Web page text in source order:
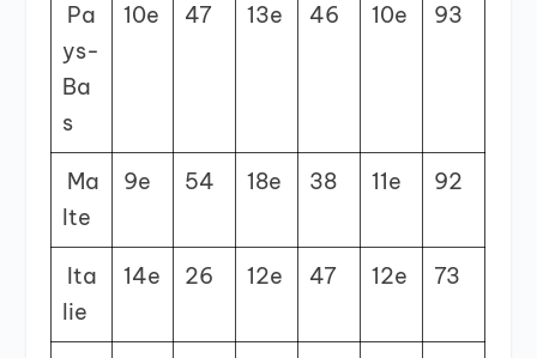
Pa
ys-
Ba
s
10e 47 13e 46 10e 93
Ma
lte
9e 54 18e 38 11e 92
Ita
lie
14e 26 12e 47 12e 73